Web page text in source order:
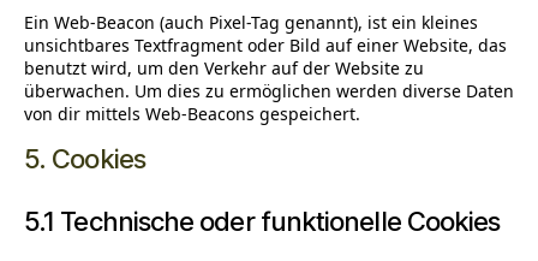
Ein Web-Beacon (auch Pixel-Tag genannt), ist ein kleines
unsichtbares Textfragment oder Bild auf einer Website, das
benutzt wird, um den Verkehr auf der Website zu
überwachen. Um dies zu ermöglichen werden diverse Daten
von dir mittels Web-Beacons gespeichert.
5. Cookies
5.1 Technische oder funktionelle Cookies